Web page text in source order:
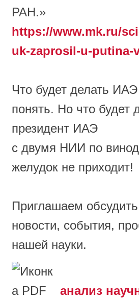
РАН.»
https://www.mk.ru/
uk-zaprosil-u-putina-
Что будет делать
понять. Но что будет
президент ИАЭ
с двумя НИИ по
желудок не приходит!
Приглашаем
новости, события,
нашей науки.
анализ